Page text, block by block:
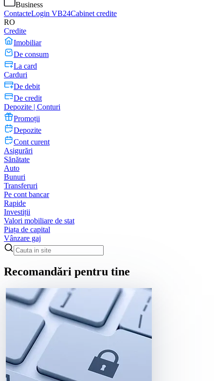
Business
ContacteLogin VB24Cabinet credite
RO
Credite
Imobiliar
De consum
La card
Carduri
De debit
De credit
Depozite | Conturi
Promoții
Depozite
Cont curent
Asigurări
Sănătate
Auto
Bunuri
Transferuri
Pe cont bancar
Rapide
Investiții
Valori mobiliare de stat
Piața de capital
Vânzare gaj
Recomandări pentru tine